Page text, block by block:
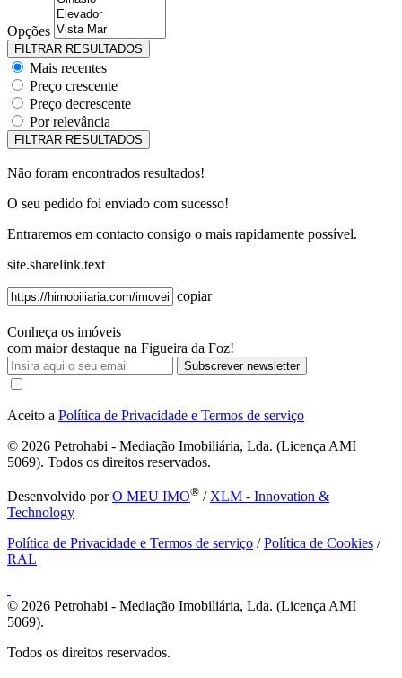
Opções
Mais recentes
Preço crescente
Preço decrescente
Por relevância
Não foram encontrados resultados!
O seu pedido foi enviado com sucesso!
Entraremos em contacto consigo o mais rapidamente possível.
site.sharelink.text
copiar
Conheça os imóveis
com maior destaque na Figueira da Foz!
Subscrever newsletter
Aceito a Política de Privacidade e Termos de serviço
© 2026 Petrohabi - Mediação Imobiliária, Lda. (Licença AMI
5069). Todos os direitos reservados.
Desenvolvido porO MEU IMO® / XLM - Innovation &
Technology
Política de Privacidade e Termos de serviço /Política de Cookies /
RAL
© 2026 Petrohabi - Mediação Imobiliária, Lda. (Licença AMI
5069).
Todos os direitos reservados.